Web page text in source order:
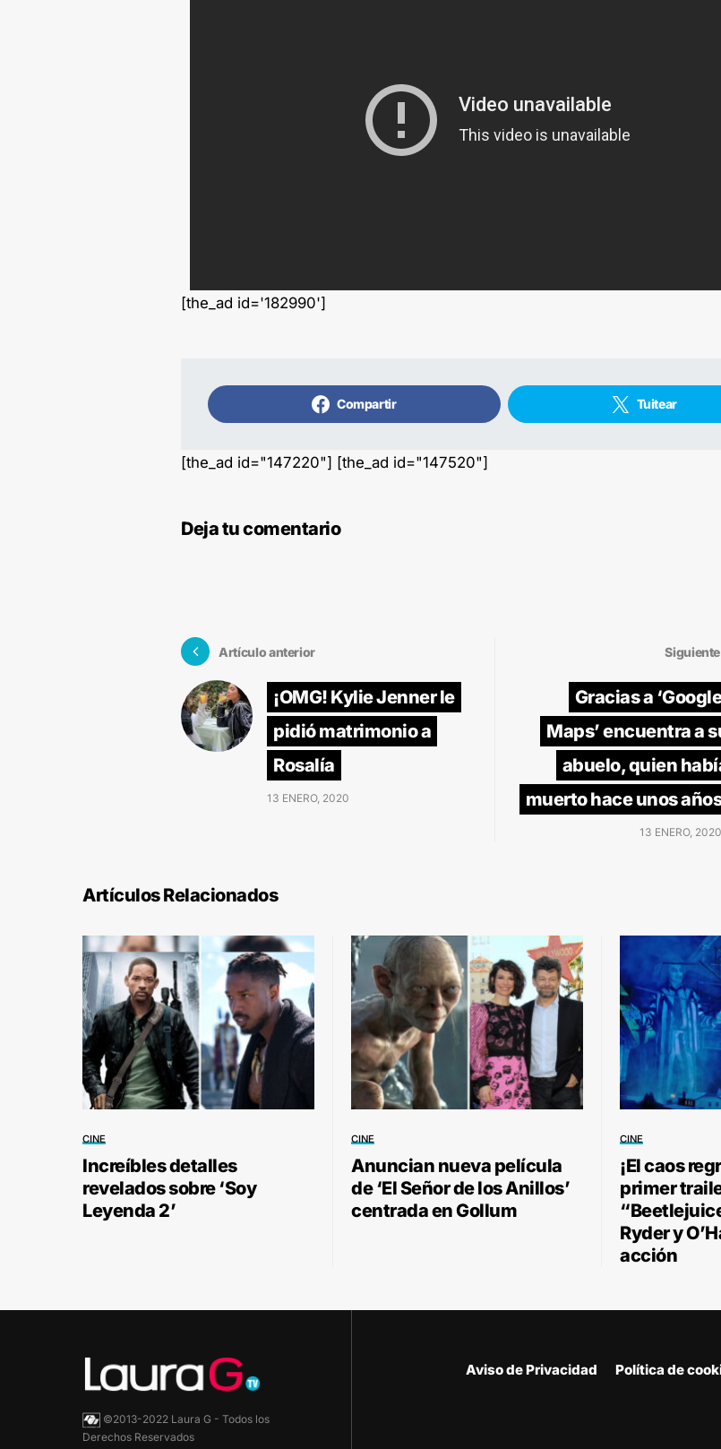
[the_ad id='182990']
Compartir Tuitear
[the_ad id="147220"] [the_ad id="147520"]
Deja tu comentario
Artículo anterior
¡OMG! Kylie Jenner le
pidió matrimonio a
Rosalía
13 ENERO, 2020
Gracias a ‘Google
Maps’ encuentra a
abuelo, quien
muerto hace unos años
13 ENERO, 2020
Artículos Relacionados
CINE
Increíbles detalles
revelados sobre ‘Soy
Leyenda 2’
CINE
Anuncian nueva película
de ‘El Señor de los Anillos’
centrada en Gollum
CINE
¡El caos
primer
Ryder y
acción
©2013-2022 Laura G - Todos los
Derechos Reservados
Aviso de Privacidad Política de